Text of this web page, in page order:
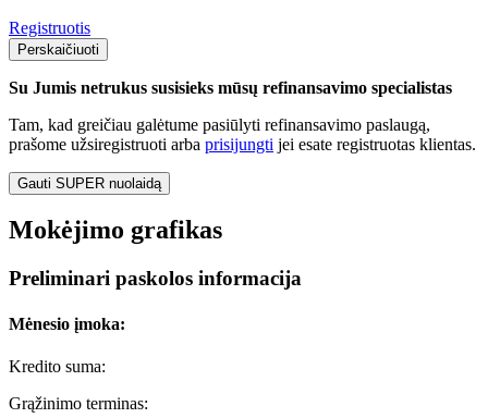
Registruotis
Perskaičiuoti
Su Jumis netrukus susisieks mūsų refinansavimo specialistas
Tam, kad greičiau galėtume pasiūlyti refinansavimo paslaugą,
prašome užsiregistruoti arba prisijungti jei esate registruotas klientas.
Gauti SUPER nuolaidą
Mokėjimo grafikas
Preliminari paskolos informacija
Mėnesio įmoka:
Kredito suma:
Grąžinimo terminas: